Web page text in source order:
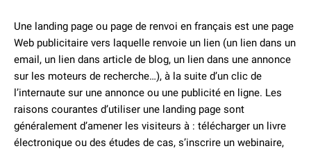
Une landing page ou page de renvoi en français est une page
Web publicitaire vers laquelle renvoie un lien (un lien dans un
email, un lien dans article de blog, un lien dans une annonce
sur les moteurs de recherche…), à la suite d’un clic de
l’internaute sur une annonce ou une publicité en ligne. Les
raisons courantes d’utiliser une landing page sont
généralement d’amener les visiteurs à : télécharger un livre
électronique ou des études de cas, s’inscrire un webinaire,